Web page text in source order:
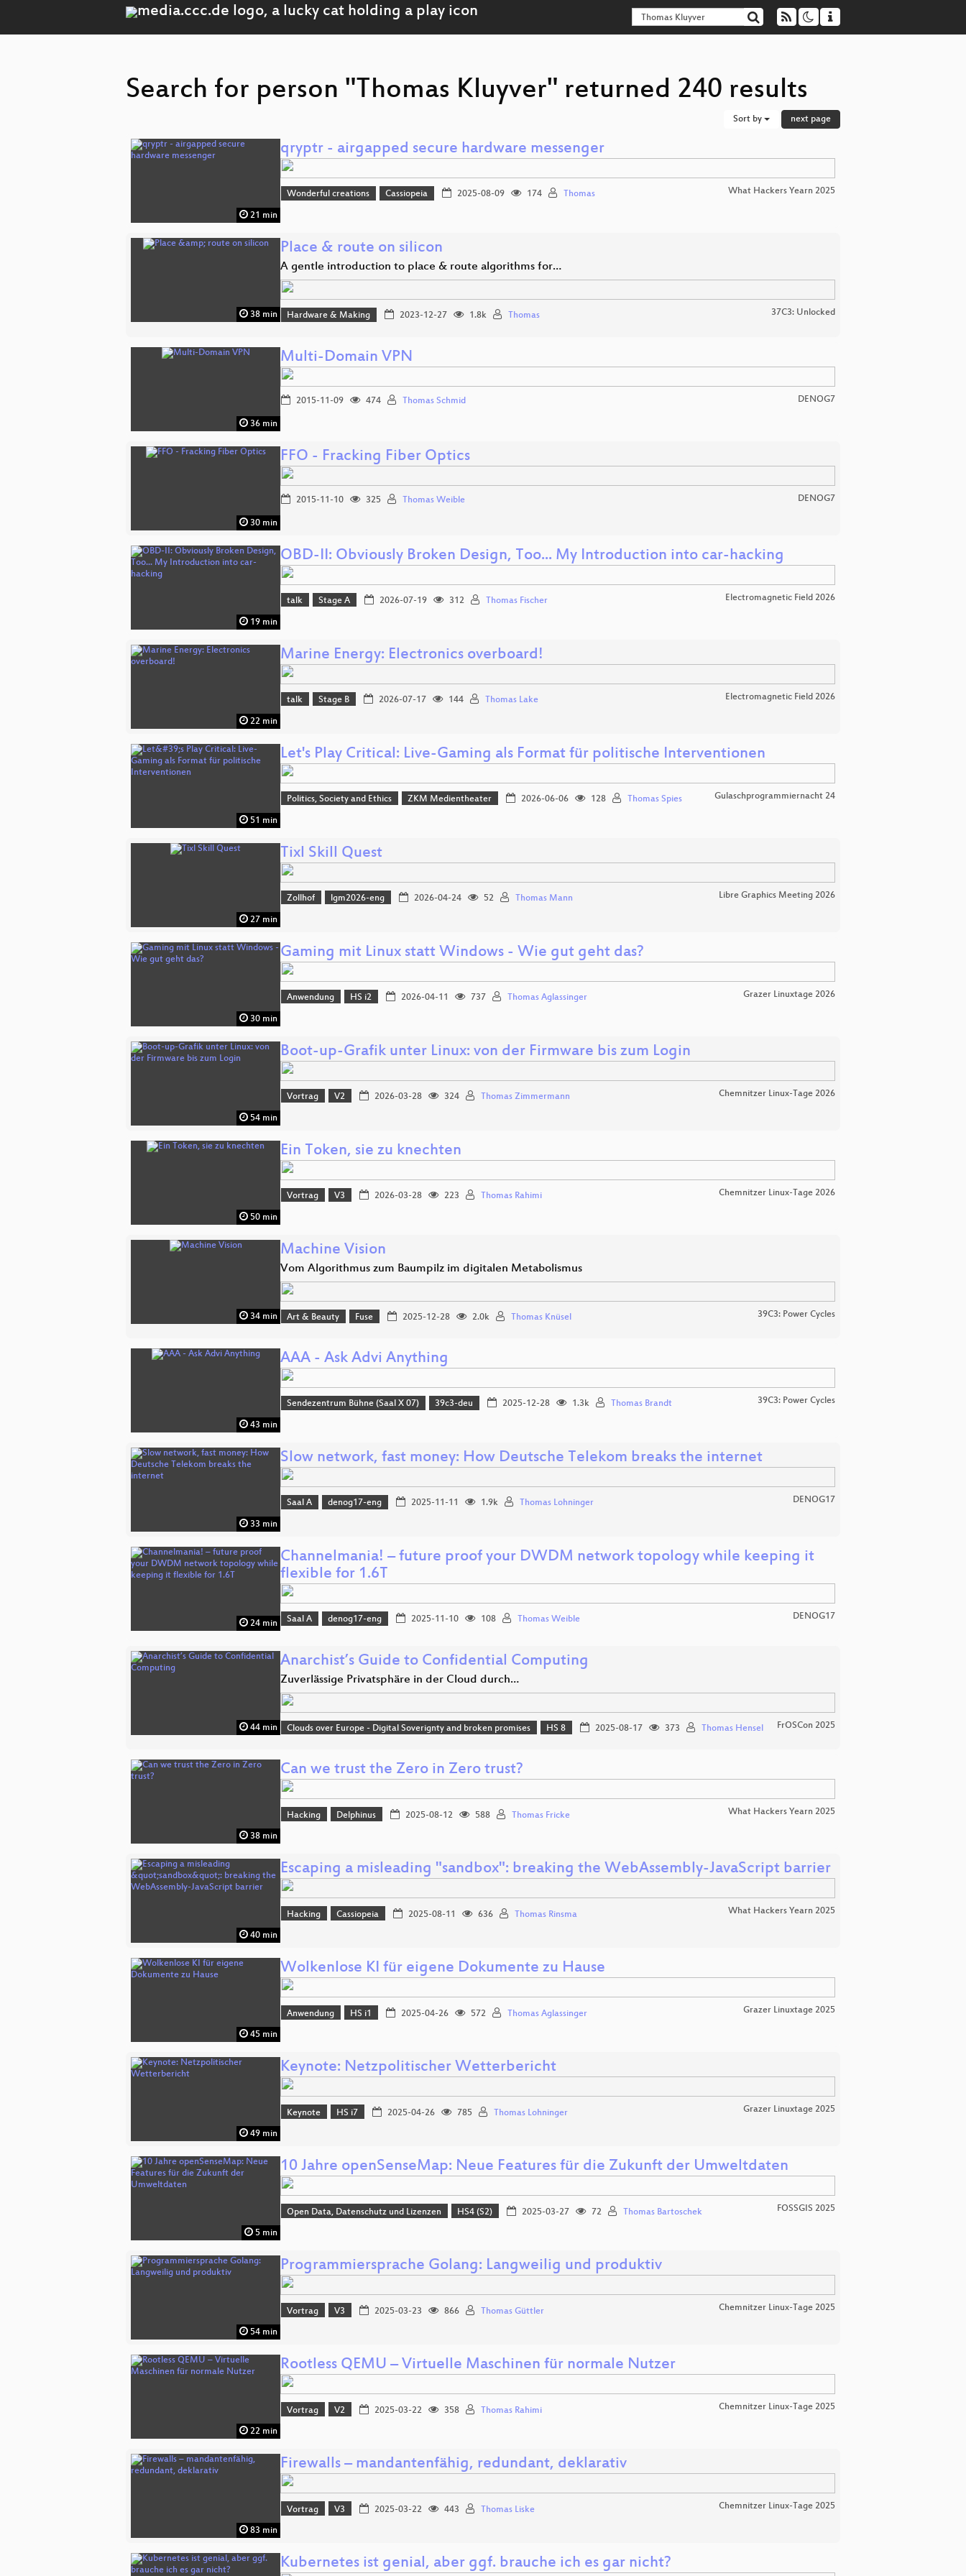
Search for person "Thomas Kluyver" returned 240 results
Sort by next page
21 min
qryptr - airgapped secure hardware messenger
Wonderful creations Cassiopeia 2025-08-09 174 Thomas What Hackers Yearn 2025
38 min
Place & route on silicon
A gentle introduction to place & route algorithms for…
Hardware & Making 2023-12-27 1.8k Thomas 37C3: Unlocked
36 min
Multi-Domain VPN
2015-11-09 474 Thomas Schmid DENOG7
30 min
FFO - Fracking Fiber Optics
2015-11-10 325 Thomas Weible DENOG7
19 min
OBD-II: Obviously Broken Design, Too... My Introduction into car-hacking
talk Stage A 2026-07-19 312 Thomas Fischer Electromagnetic Field 2026
22 min
Marine Energy: Electronics overboard!
talk Stage B 2026-07-17 144 Thomas Lake Electromagnetic Field 2026
51 min
Let's Play Critical: Live-Gaming als Format für politische Interventionen
Politics, Society and Ethics ZKM Medientheater 2026-06-06 128 Thomas Spies Gulaschprogrammiernacht 24
27 min
Tixl Skill Quest
Zollhof lgm2026-eng 2026-04-24 52 Thomas Mann Libre Graphics Meeting 2026
30 min
Gaming mit Linux statt Windows - Wie gut geht das?
Anwendung HS i2 2026-04-11 737 Thomas Aglassinger Grazer Linuxtage 2026
54 min
Boot-up-Grafik unter Linux: von der Firmware bis zum Login
Vortrag V2 2026-03-28 324 Thomas Zimmermann Chemnitzer Linux-Tage 2026
50 min
Ein Token, sie zu knechten
Vortrag V3 2026-03-28 223 Thomas Rahimi Chemnitzer Linux-Tage 2026
34 min
Machine Vision
Vom Algorithmus zum Baumpilz im digitalen Metabolismus
Art & Beauty Fuse 2025-12-28 2.0k Thomas Knüsel 39C3: Power Cycles
43 min
AAA - Ask Advi Anything
Sendezentrum Bühne (Saal X 07) 39c3-deu 2025-12-28 1.3k Thomas Brandt 39C3: Power Cycles
33 min
Slow network, fast money: How Deutsche Telekom breaks the internet
Saal A denog17-eng 2025-11-11 1.9k Thomas Lohninger DENOG17
24 min
Channelmania! – future proof your DWDM network topology while keeping it
flexible for 1.6T
Saal A denog17-eng 2025-11-10 108 Thomas Weible DENOG17
44 min
Anarchist’s Guide to Confidential Computing
Zuverlässige Privatsphäre in der Cloud durch…
Clouds over Europe - Digital Soverignty and broken promises HS 8 2025-08-17 373 Thomas Hensel FrOSCon 2025
38 min
Can we trust the Zero in Zero trust?
Hacking Delphinus 2025-08-12 588 Thomas Fricke What Hackers Yearn 2025
40 min
Escaping a misleading "sandbox": breaking the WebAssembly-JavaScript barrier
Hacking Cassiopeia 2025-08-11 636 Thomas Rinsma What Hackers Yearn 2025
45 min
Wolkenlose KI für eigene Dokumente zu Hause
Anwendung HS i1 2025-04-26 572 Thomas Aglassinger Grazer Linuxtage 2025
49 min
Keynote: Netzpolitischer Wetterbericht
Keynote HS i7 2025-04-26 785 Thomas Lohninger Grazer Linuxtage 2025
5 min
10 Jahre openSenseMap: Neue Features für die Zukunft der Umweltdaten
Open Data, Datenschutz und Lizenzen HS4 (S2) 2025-03-27 72 Thomas Bartoschek FOSSGIS 2025
54 min
Programmiersprache Golang: Langweilig und produktiv
Vortrag V3 2025-03-23 866 Thomas Güttler Chemnitzer Linux-Tage 2025
22 min
Rootless QEMU – Virtuelle Maschinen für normale Nutzer
Vortrag V2 2025-03-22 358 Thomas Rahimi Chemnitzer Linux-Tage 2025
83 min
Firewalls – mandantenfähig, redundant, deklarativ
Vortrag V3 2025-03-22 443 Thomas Liske Chemnitzer Linux-Tage 2025
Kubernetes ist genial, aber ggf. brauche ich es gar nicht?